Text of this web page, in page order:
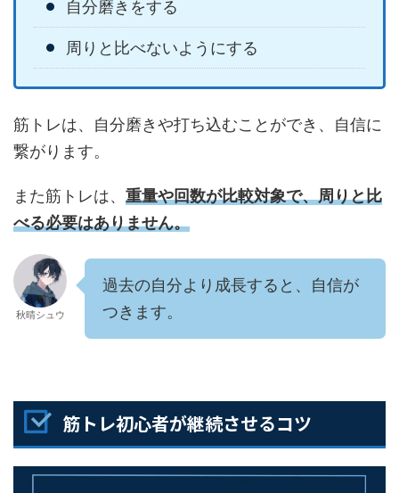
自分磨きをする
周りと比べないようにする
筋トレは、自分磨きや打ち込むことができ、自信に
繋がります。
また筋トレは、 重量や回数が比較対象で、周りと比
べる必要はありません。
秋晴シュウ
過去の自分より成長すると、自信が
つきます。
筋トレ初心者が継続させるコツ